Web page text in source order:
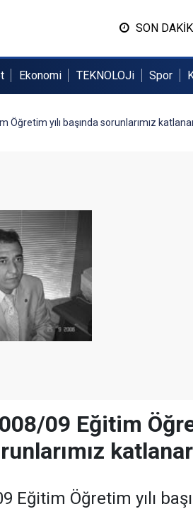
SON
Ekonomi TEKNOLOJi Spor
Öğretim yılı başında sorunlarımız
09 Eğitim
Eğitim Öğretim yılı